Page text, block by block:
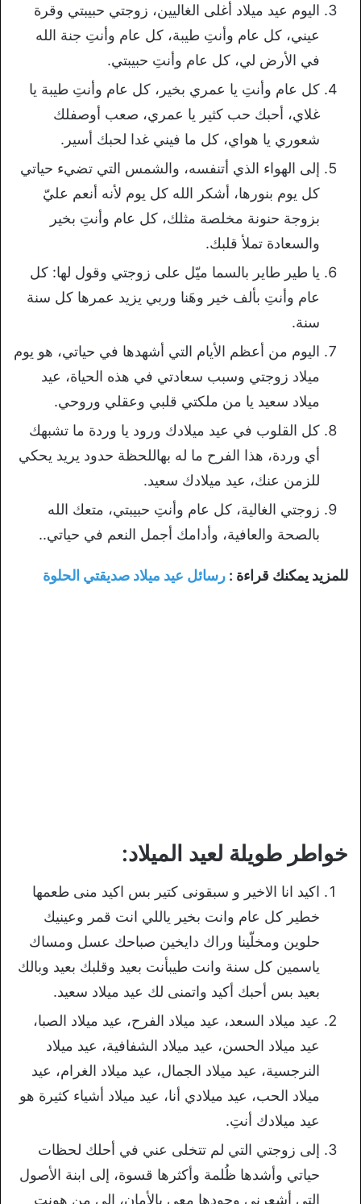
اليوم عيد ميلاد أغلى الغاليين، زوجتي حبيبتي وقرة
عيني، كل عام وأنتِ طيبة، كل عام وأنتِ جنة الله
في الأرض لي، كل عام وأنتِ حبيبتي.
كل عام وأنتِ يا عمري بخير، كل عام وأنتِ طيبة يا
غلاي، أحبك حب كثير يا عمري، صعب أوصفلك
شعوري يا هواي، كل ما فيني غدا لحبك أسير.
إلى الهواء الذي أتنفسه، والشمس التي تضيء حياتي
كل يوم بنورها، أشكر الله كل يوم لأنه أنعم عليّ
بزوجة حنونة مخلصة مثلك، كل عام وأنتِ بخير
والسعادة تملأ قلبك.
يا طير طاير بالسما ميّل على زوجتي وقول لها: كل
عام وأنتِ بألف خير وهَنا وربي يزيد عمرها كل سنة
سنة.
اليوم من أعظم الأيام التي أشهدها في حياتي، هو يوم
ميلاد زوجتي وسبب سعادتي في هذه الحياة، عيد
ميلاد سعيد يا من ملكتي قلبي وعقلي وروحي.
كل القلوب في عيد ميلادك ورود يا وردة ما تشبهك
أي وردة، هذا الفرح ما له بهاللحظة حدود يريد يحكي
للزمن عنك، عيد ميلادك سعيد.
زوجتي الغالية، كل عام وأنتِ حبيبتي، متعك الله
بالصحة والعافية، وأدامك أجمل النعم في حياتي..
للمزيد يمكنك قراءة : رسائل عيد ميلاد صديقتي الحلوة
خواطر طويلة لعيد الميلاد:
اكيد انا الاخير و سبقونى كتير بس اكيد منى طعمها
خطير كل عام وانت بخير ياللي انت قمر وعينيك
حلوين ومخلّينا وراك دايخين صباحك عسل ومساك
ياسمين كل سنة وانت طيبأنت بعيد وقلبك بعيد وبالك
بعيد بس أحبك أكيد واتمنى لك عيد ميلاد سعيد.
عيد ميلاد السعد، عيد ميلاد الفرح، عيد ميلاد الصبا،
عيد ميلاد الحسن، عيد ميلاد الشفافية، عيد ميلاد
النرجسية، عيد ميلاد الجمال، عيد ميلاد الغرام، عيد
ميلاد الحب، عيد ميلادي أنا، عيد ميلاد أشياء كثيرة هو
عيد ميلادك أنتِ.
إلى زوجتي التي لم تتخلى عني في أحلك لحظات
حياتي وأشدها ظُلمة وأكثرها قسوة، إلى ابنة الأصول
التي أشعرني وجودها معي بالأمان، إلى من هونت